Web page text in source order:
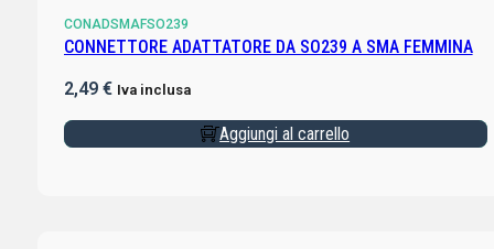
CONADSMAFSO239
CONNETTORE ADATTATORE DA SO239 A SMA FEMMINA
2,49 € Iva inclusa
Aggiungi al carrello